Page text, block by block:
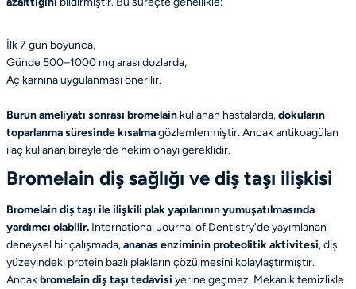
İlk 7 gün boyunca,
Günde 500–1000 mg arası dozlarda,
Aç karnına uygulanması önerilir.
Burun ameliyatı sonrası bromelain kullanan hastalarda,dokuların
toparlanma süresinde kısalmagözlemlenmiştir. Ancak antikoagülan
ilaç kullanan bireylerde hekim onayı gereklidir.
Bromelain diş sağlığı ve diş taşı ilişkisi
Bromelain diş taşı ile ilişkili plak yapılarının yumuşatılmasında
yardımcı olabilir. International Journal of Dentistry'de yayımlanan
deneysel bir çalışmada,ananas enziminin proteolitik aktivitesi, diş
yüzeyindeki protein bazlı plakların çözülmesini kolaylaştırmıştır.
Ancakbromelain diş taşı tedavisi yerine geçmez. Mekanik temizlikle